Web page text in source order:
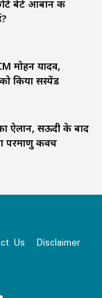
बेटे आबान की
मोहन यादव,
किया सस्पेंड
ऐलान, सऊदी के बाद
परमाणु कवच
Us
Disclaimer